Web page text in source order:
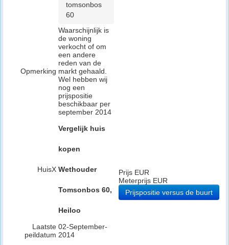
tomsonbos
60
Opmerking
Waarschijnlijk is
de woning
verkocht of om
een andere
reden van de
markt gehaald.
Wel hebben wij
nog een
prijspositie
beschikbaar per
september 2014
HuisX
Vergelijk huis
kopen
Wethouder
Tomsonbos 60,
Heiloo
Laatste
peildatum
02-September-
2014
Prijs EUR
Meterprijs EUR
Prijspositie versus de buurt